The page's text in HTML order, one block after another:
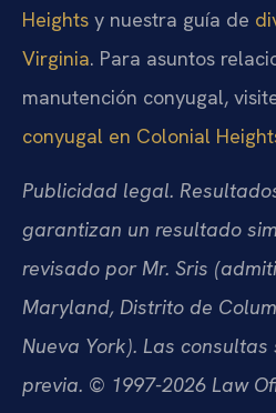
Heights y nuestra guía de
Virginia. Para asuntos
manutención conyugal,
conyugal en Colonial
Publicidad legal.
garantizan un resultado
revisado por Mr. Sris
Maryland, Distrito de
Nueva York). Las
previa. © 1997-2026 Law